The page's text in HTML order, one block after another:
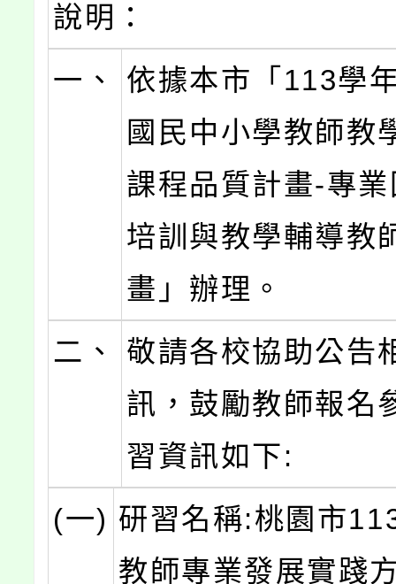
說明：
一、
依據本市「113學
國民中小學教師教
課程品質計畫-專
培訓與教學輔導教
畫」辦理。
二、
敬請各校協助公告
訊，鼓勵教師報名
習資訊如下:
(一) 研習名稱:桃園市
教師專業發展實踐